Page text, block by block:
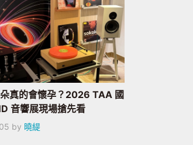
真的會懷孕？2026 TAA 國
音響展現場搶先看
by 曉緹